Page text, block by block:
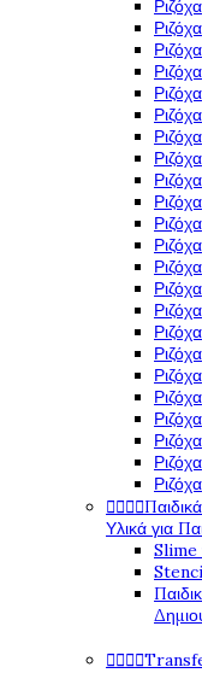

Υλικά για
Slime
